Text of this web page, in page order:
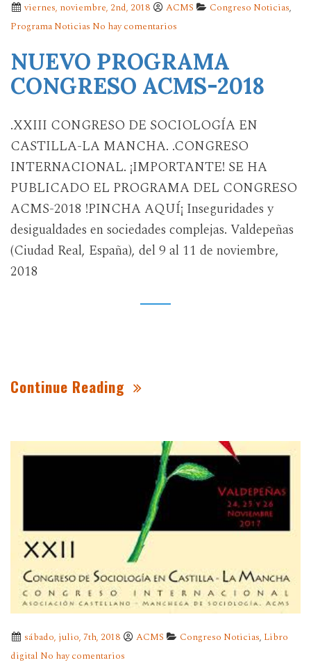
viernes, noviembre, 2nd, 2018 ACMS Congreso Noticias,
Programa Noticias No hay comentarios
NUEVO PROGRAMA
CONGRESO ACMS-2018
.XXIII CONGRESO DE SOCIOLOGÍA EN
CASTILLA-LA MANCHA. .CONGRESO
INTERNACIONAL. ¡IMPORTANTE! SE HA
PUBLICADO EL PROGRAMA DEL CONGRESO
ACMS-2018 !PINCHA AQUÍ¡ Inseguridades y
desigualdades en sociedades complejas. Valdepeñas
(Ciudad Real, España), del 9 al 11 de noviembre,
2018
Continue Reading
sábado, julio, 7th, 2018 ACMS Congreso Noticias, Libro
digital No hay comentarios